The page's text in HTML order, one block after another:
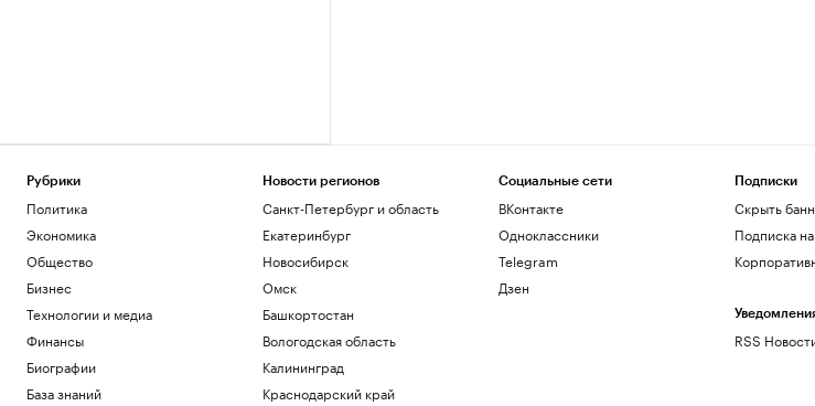
Рубрики
Политика
Экономика
Общество
Бизнес
Технологии и медиа
Финансы
Биографии
База знаний
Новости регионов
Санкт-Петербург и область
Екатеринбург
Новосибирск
Омск
Башкортостан
Вологодская область
Калининград
Краснодарский край
Социальные сети
ВКонтакте
Одноклассники
Telegram
Дзен
Подписки
Скрыть
Подписка
RSS